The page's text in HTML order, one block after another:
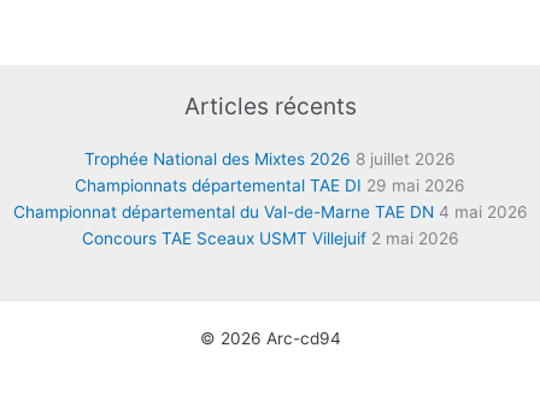
Articles récents
Trophée National des Mixtes 2026 8 juillet 2026
Championnats départemental TAE DI 29 mai 2026
Championnat départemental du Val-de-Marne TAE DN 4 mai 2026
Concours TAE Sceaux USMT Villejuif 2 mai 2026
© 2026 Arc-cd94